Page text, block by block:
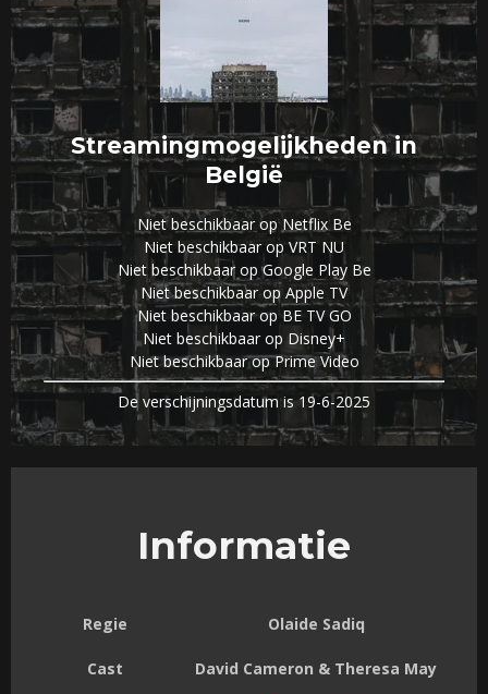
Streamingmogelijkheden in
België
Niet beschikbaar op Netflix Be
Niet beschikbaar op VRT NU
Niet beschikbaar op Google Play Be
Niet beschikbaar op Apple TV
Niet beschikbaar op BE TV GO
Niet beschikbaar op Disney+
Niet beschikbaar op Prime Video
De verschijningsdatum is 19-6-2025
Informatie
Regie Olaide Sadiq
Cast David Cameron & Theresa May